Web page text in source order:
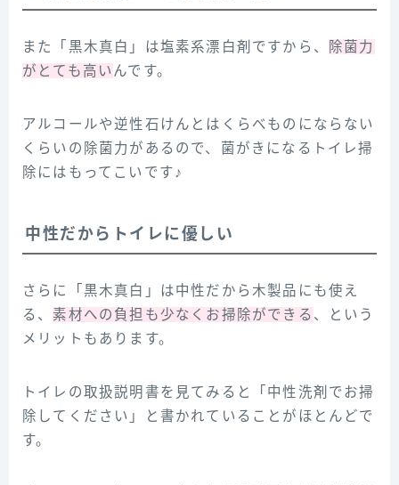
また「黒木真白」は塩素系漂白剤ですから、
除菌力
がとても高い んです。
アルコールや逆性石けんとはくらべものにならない
くらいの除菌力があるので、菌がきになるトイレ掃
除にはもってこいです♪
中性だからトイレに優しい
さらに「黒木真白」は中性だから木製品にも使え
る、 素材への負担も少なくお掃除ができる 、という
メリットもあります。
トイレの取扱説明書を見てみると「中性洗剤でお掃
除してください」と書かれていることがほとんどで
す。